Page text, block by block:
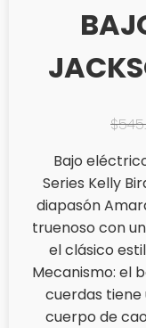
$
Bajo
Series Kelly
diapasón
truenoso con
el clásico
Mecanismo: el
cuerdas tiene
cuerpo de